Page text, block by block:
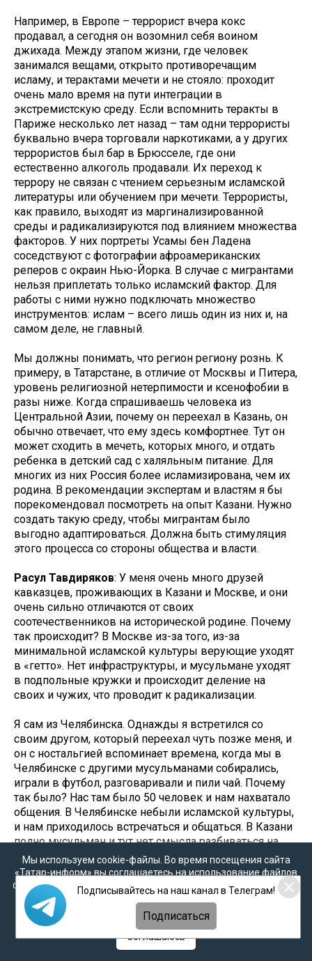
Например, в Европе – террорист вчера кокс
продавал, а сегодня он возомнил себя воином
джихада. Между этапом жизни, где человек
занимался вещами, открыто противоречащим
исламу, и терактами мечети и не стояло: проходит
очень мало время на пути интеграции в
экстремистскую среду. Если вспомнить теракты в
Париже несколько лет назад – там одни террористы
буквально вчера торговали наркотиками, а у других
террористов был бар в Брюсселе, где они
естественно алкоголь продавали. Их переход к
террору не связан с чтением серьезным исламской
литературы или обучением при мечети. Террористы,
как правило, выходят из маргинализированной
среды и радикализируются под влиянием множества
факторов. У них портреты Усамы бен Ладена
соседствуют с фотографии афроамериканских
реперов с окраин Нью-Йорка. В случае с мигрантами
нельзя приплетать только исламский фактор. Для
работы с ними нужно подключать множество
инструментов: ислам – всего лишь один из них и, на
самом деле, не главный.
Мы должны понимать, что регион региону рознь. К
примеру, в Татарстане, в отличие от Москвы и Питера,
уровень религиозной нетерпимости и ксенофобии в
разы ниже. Когда спрашиваешь человека из
Центральной Азии, почему он переехал в Казань, он
обычно отвечает, что ему здесь комфортнее. Тут он
может сходить в мечеть, которых много, и отдать
ребенка в детский сад с халяльным питание. Для
многих из них Россия более исламизирована, чем их
родина. В рекомендации экспертам и властям я бы
порекомендовал посмотреть на опыт Казани. Нужно
создать такую среду, чтобы мигрантам было
выгодно адаптироваться. Должна быть стимуляция
этого процесса со стороны общества и власти.
Расул Тавдиряков: У меня очень много друзей
кавказцев, проживающих в Казани и Москве, и они
очень сильно отличаются от своих
соотечественников на исторической родине. Почему
так происходит? В Москве из-за того, из-за
минимальной исламской культуры верующие уходят
в «гетто». Нет инфраструктуры, и мусульмане уходят
в подпольные кружки и происходит деление на
своих и чужих, что проводит к радикализации.
Я сам из Челябинска. Однажды я встретился со
своим другом, который переехал чуть позже меня, и
он с ностальгией вспоминает времена, когда мы в
Челябинске с другими мусульманами собирались,
играли в футбол, разговаривали и пили чай. Почему
так было? Нас там было 50 человек и нам нахватало
общения. В Челябинске небыли исламской культуры,
и нам приходилось встречаться и общаться. В Казани
полно мусульман и тут нет смысла разбиваться на
группки. Развитая исламская общественность своим
существованием интегрирует мусульман. Можно
усовершенствовать этот процесс создав курсы для
имамов, на которых бы обучали, как
социализировать и работать с мигрантами. Сейчас я
на всех мероприятиях и медиа пространстве
популяризирую программу президента Владимира
Мы используем cookie-файлы. Во время посещения сайта
«Татар-информ» вы соглашаетесь на использование файлов
cookie в соответствии с настоящим уведомлением, согласием
наобработку персональных данных,Политикой о
персональных данных
Политикой конфиденциальности
Соглашаюсь
Подписывайтесь на наш канал в Телеграм!
Подписаться